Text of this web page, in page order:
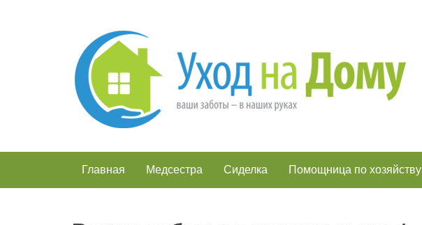
Главная Медсестра Сиделка Помощница по хозяйству